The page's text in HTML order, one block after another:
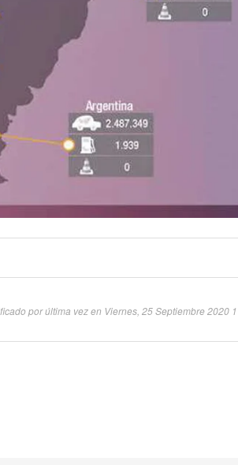
por última vez en Viernes, 25 Septiembre 2020